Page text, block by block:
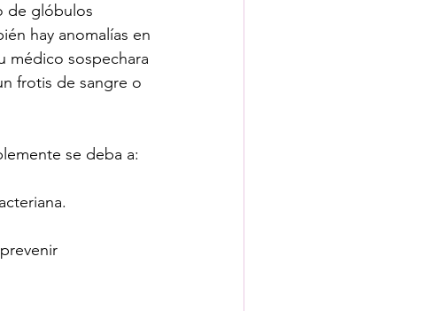
de glóbulos
hay anomalías en
médico sospechara
frotis de sangre o
se deba a: